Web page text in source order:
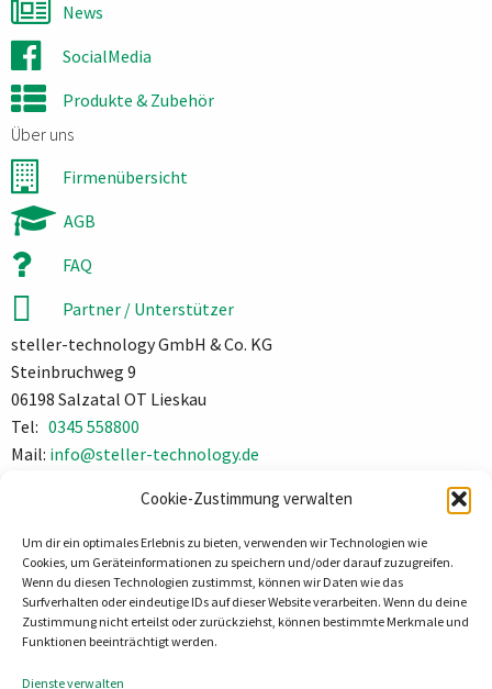
Cookie-Zustimmung verwalten
Um dir ein optimales Erlebnis zu bieten, verwenden wir Technologien wie
Cookies, um Geräteinformationen zu speichern und/oder darauf zuzugreifen.
Wenn du diesen Technologien zustimmst, können wir Daten wie das
Surfverhalten oder eindeutige IDs auf dieser Website verarbeiten. Wenn du deine
Zustimmung nicht erteilst oder zurückziehst, können bestimmte Merkmale und
Funktionen beeinträchtigt werden.
Dienste verwalten
News
SocialMedia
Produkte & Zubehör
Über uns
Firmenübersicht
AGB
FAQ
Partner / Unterstützer
steller-technology GmbH & Co. KG
Steinbruchweg 9
06198 Salzatal OT Lieskau
Tel: 0345 558800
Mail: info@steller-technology.de